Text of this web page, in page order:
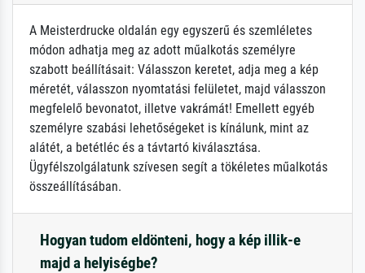
A Meisterdrucke oldalán egy egyszerű és szemléletes
módon adhatja meg az adott műalkotás személyre
szabott beállításait: Válasszon keretet, adja meg a kép
méretét, válasszon nyomtatási felületet, majd válasszon
megfelelő bevonatot, illetve vakrámát! Emellett egyéb
személyre szabási lehetőségeket is kínálunk, mint az
alátét, a betétléc és a távtartó kiválasztása.
Ügyfélszolgálatunk szívesen segít a tökéletes műalkotás
összeállításában.
Hogyan tudom eldönteni, hogy a kép illik-e
majd a helyiségbe?